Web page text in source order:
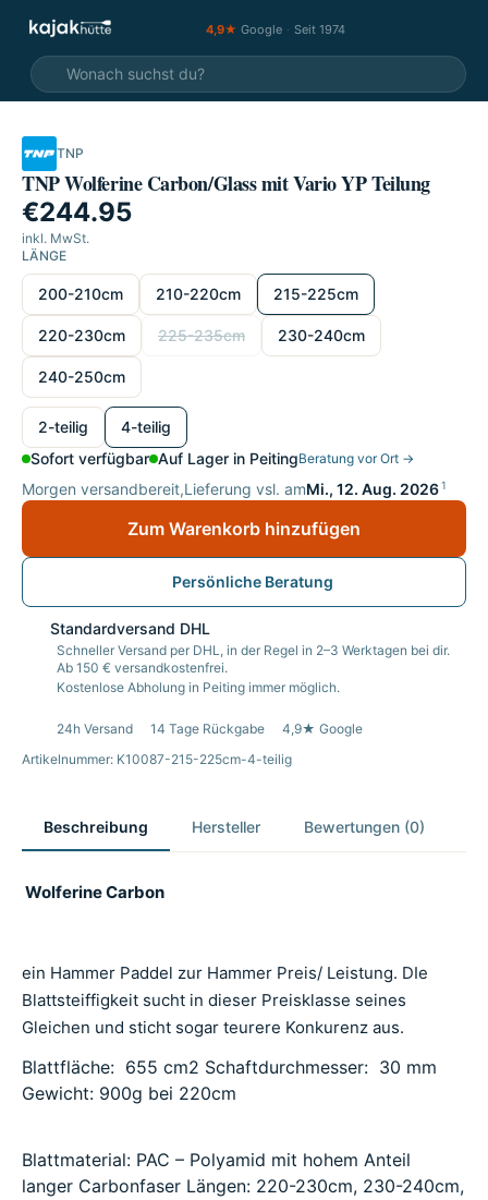
4,9★ Google · Seit 1974
TNP
TNP Wolferine Carbon/Glass mit Vario YP Teilung
€244.95
inkl. MwSt.
LÄNGE
Länge wählen
200-210cm 210-220cm 215-225cm
220-230cm 225-235cm 230-240cm
240-250cm
wählen
2-teilig
4-teilig
Sofort verfügbar Auf Lager in PeitingBeratung vor Ort →
Morgen versandbereit,Lieferung vsl. amMi., 12. Aug. 20261
Zum Warenkorb hinzufügen
Persönliche Beratung
Standardversand DHL
Schneller Versand per DHL, in der Regel in 2–3 Werktagen bei dir.
Ab 150 € versandkostenfrei.
Kostenlose Abholung in Peiting immer möglich.
24h Versand 14 Tage Rückgabe
4,9★ Google
Artikelnummer: K10087-215-225cm-4-teilig
Beschreibung Hersteller Bewertungen (0)
Wolferine Carbon
ein Hammer Paddel zur Hammer Preis/ Leistung. DIe
Blattsteiffigkeit sucht in dieser Preisklasse seines
Gleichen und sticht sogar teurere Konkurenz aus.
Blattfläche: 655 cm2 Schaftdurchmesser: 30 mm
Gewicht: 900g bei 220cm
Blattmaterial: PAC – Polyamid mit hohem Anteil
langer Carbonfaser Längen: 220-230cm, 230-240cm,